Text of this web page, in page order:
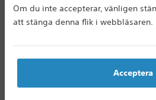
Om du inte accepterar, vänligen
att stänga denna flik i webbläsaren.
Acceptera
Långvarig smärta definieras som
Den kan förekomma var som helst i
eller till och med år samt vara